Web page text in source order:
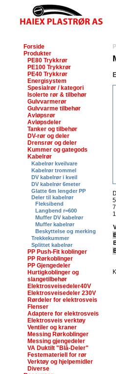
Forside
Produkter
PE80 Trykkrør
PE100 Trykkrør
PE40 Trykkrør
Energisystem
Spesialrør / kategori
Isolerte rør & tilbehør
Gulvvarmerør
Gulvvarme tilbehør
Avløpsrør
Avløpsdeler
Tanker og tilbehør
DV-rør og deler
Drensrør og deler
Kummer og gategods
Kabelrør
Kabelrør kveilvare
Kabelrør trommel
DV kabelrør i kveil
DV kabelrør 6meter
Glatte 6m lengder PP
Deler til kabelrør
Fleksibend
Langbend r=600
Muffer DV kabelrør
Muffer kabelrør
Beskyttelse og merking
Trekkekummer
Splittet kabelrør
PP Push-Fit koblinger
PP Rørkoblinger
PP Gjengedeler
Hurtigkoblinger og
slangetilbehør
Elektrosveisedeler40V
Elektrosveisedeler 230V
Rørdeler for elektrosveis
Flenser
Adaptere for elektrosveis
Elektrosveis verktøy
Ventiler og kraner
Messing Rørkoblinger
Messing gjengedeler
VA Duktilt "Blå-Deler"
Festemateriell for rør
Verktøy og hjelpemidler
Diverse